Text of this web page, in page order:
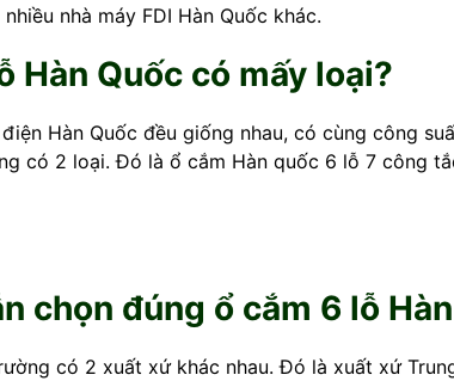
nhà máy FDI Hàn Quốc khác.
Hàn Quốc có mấy loại?
Hàn Quốc đều giống nhau, có cùng công
có 2 loại. Đó là ổ cắm Hàn quốc 6 lỗ 7 công
chọn đúng ổ cắm 6 lỗ
có 2 xuất xứ khác nhau. Đó là xuất xứ